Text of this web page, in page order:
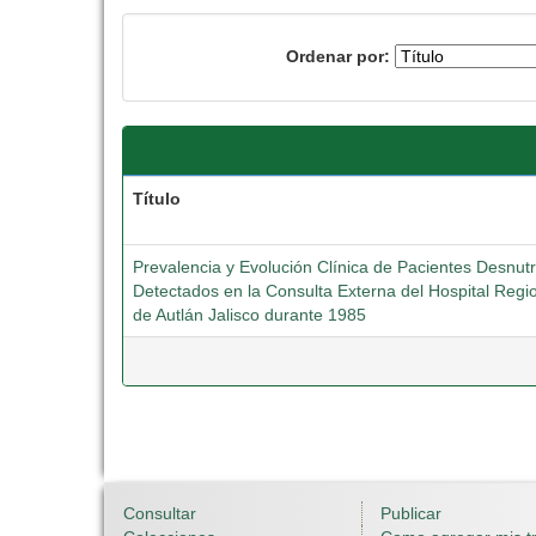
Ordenar por:
Título
Prevalencia y Evolución Clínica de Pacientes
Detectados en la Consulta Externa del Hospital
de Autlán Jalisco durante 1985
Consultar
Publicar